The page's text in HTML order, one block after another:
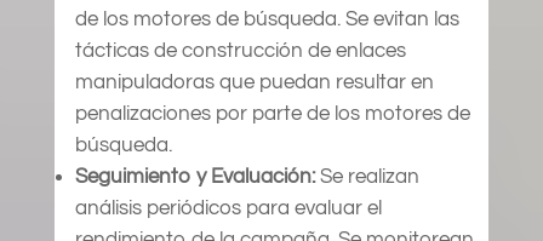
de los motores de búsqueda. Se evitan las
tácticas de construcción de enlaces
manipuladoras que puedan resultar en
penalizaciones por parte de los motores de
búsqueda.
Seguimiento y Evaluación:Se realizan
análisis periódicos para evaluar el